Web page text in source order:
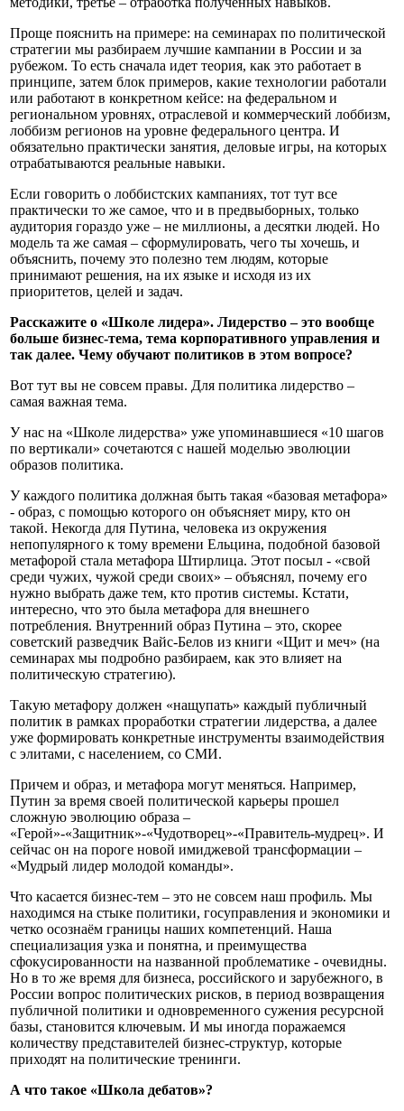
Проще пояснить на примере: на семинарах по политической
стратегии мы разбираем лучшие кампании в России и за
рубежом. То есть сначала идет теория, как это работает в
принципе, затем блок примеров, какие технологии работали
или работают в конкретном кейсе: на федеральном и
региональном уровнях, отраслевой и коммерческий лоббизм,
лоббизм регионов на уровне федерального центра. И
обязательно практически занятия, деловые игры, на которых
отрабатываются реальные навыки.
Если говорить о лоббистских кампаниях, тот тут все
практически то же самое, что и в предвыборных, только
аудитория гораздо уже – не миллионы, а десятки людей. Но
модель та же самая – сформулировать, чего ты хочешь, и
объяснить, почему это полезно тем людям, которые
принимают решения, на их языке и исходя из их
приоритетов, целей и задач.
Расскажите о «Школе лидера». Лидерство – это вообще
больше бизнес-тема, тема корпоративного управления и
так далее. Чему обучают политиков в этом вопросе?
Вот тут вы не совсем правы. Для политика лидерство –
самая важная тема.
У нас на «Школе лидерства» уже упоминавшиеся «10 шагов
по вертикали» сочетаются с нашей моделью эволюции
образов политика.
У каждого политика должная быть такая «базовая метафора»
- образ, с помощью которого он объясняет миру, кто он
такой. Некогда для Путина, человека из окружения
непопулярного к тому времени Ельцина, подобной базовой
метафорой стала метафора Штирлица. Этот посыл - «свой
среди чужих, чужой среди своих» – объяснял, почему его
нужно выбрать даже тем, кто против системы. Кстати,
интересно, что это была метафора для внешнего
потребления. Внутренний образ Путина – это, скорее
советский разведчик Вайс-Белов из книги «Щит и меч» (на
семинарах мы подробно разбираем, как это влияет на
политическую стратегию).
Такую метафору должен «нащупать» каждый публичный
политик в рамках проработки стратегии лидерства, а далее
уже формировать конкретные инструменты взаимодействия
с элитами, с населением, со СМИ.
Причем и образ, и метафора могут меняться. Например,
Путин за время своей политической карьеры прошел
сложную эволюцию образа –
«Герой»-«Защитник»-«Чудотворец»-«Правитель-мудрец». И
сейчас он на пороге новой имиджевой трансформации –
«Мудрый лидер молодой команды».
Что касается бизнес-тем – это не совсем наш профиль. Мы
находимся на стыке политики, госуправления и экономики и
четко осознаём границы наших компетенций. Наша
специализация узка и понятна, и преимущества
сфокусированности на названной проблематике - очевидны.
Но в то же время для бизнеса, российского и зарубежного, в
России вопрос политических рисков, в период возвращения
публичной политики и одновременного сужения ресурсной
базы, становится ключевым. И мы иногда поражаемся
количеству представителей бизнес-структур, которые
приходят на политические тренинги.
А что такое «Школа дебатов»?